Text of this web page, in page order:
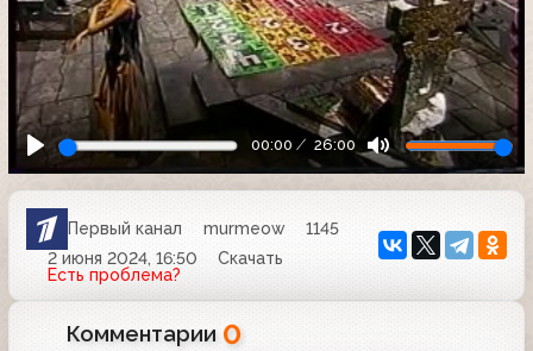
00:00 26:00
Первый канал murmeow
1145
2 июня 2024, 16:50
Скачать
Есть проблема?
Комментарии 0